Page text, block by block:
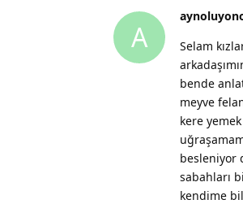
A
Selam
bende
meyve
kere
besleniyor
sabahları
kendime